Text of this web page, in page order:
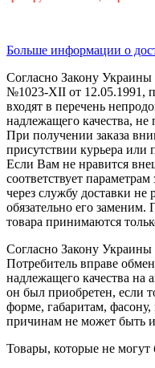
Больше информации о
Согласно Закону
№1023-XII от 12.05.1991,
входят в перечень
надлежащего качества,
При получении заказа
присутствии курьера или
Если Вам не нравится
соответствует параметрам
через службу доставки не
обязательно его
товара принимаются
Согласно Закону
Потребитель вправе
надлежащего качества на
он был приобретен, если
форме, габаритам,
причинам не может быть
Товары, которые не